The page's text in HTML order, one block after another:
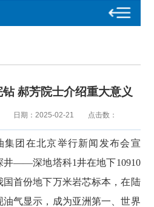
郝芳院士介绍重大意义
日期：2025-02-21 点击数：
集团在北京举行新闻发布会宣
井——深地塔科1井在地下10910
首份地下万米岩芯标本，在陆
气显示，成为亚洲第一、世界